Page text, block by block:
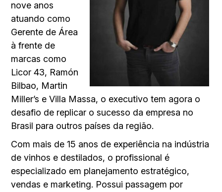
nove anos
atuando como
Gerente de Área
à frente de
marcas como
Licor 43, Ramón
Bilbao, Martin
Miller’s e Villa Massa, o executivo tem agora o
desafio de replicar o sucesso da empresa no
Brasil para outros países da região.
Com mais de 15 anos de experiência na indústria
de vinhos e destilados, o profissional é
especializado em planejamento estratégico,
vendas e marketing. Possui passagem por